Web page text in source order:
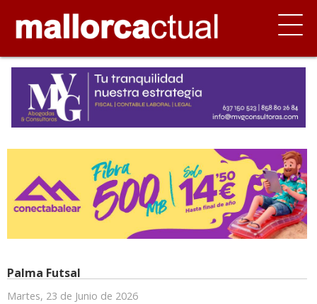
Palma Futsal
Martes, 23 de Junio de 2026